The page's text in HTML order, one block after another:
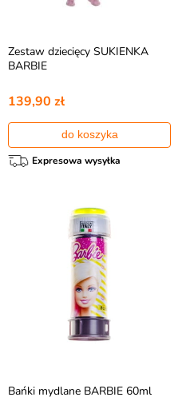
Zestaw dziecięcy SUKIENKA
BARBIE
139,90 zł
do koszyka
Expresowa wysyłka
Bańki mydlane BARBIE 60ml